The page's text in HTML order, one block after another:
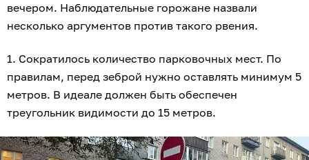
вечером. Наблюдательные горожане назвали
несколько аргументов против такого рвения.
1. Сократилось количество парковочных мест. По
правилам, перед зеброй нужно оставлять минимум 5
метров. В идеале должен быть обеспечен
треугольник видимости до 15 метров.